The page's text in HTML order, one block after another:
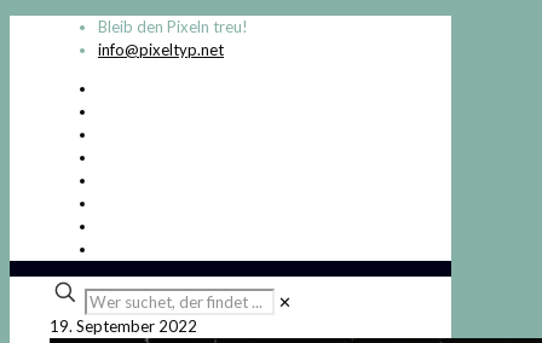
Bleib den Pixeln treu!
info@pixeltyp.net
Wer
suchet,
der
✕
19. September 2022